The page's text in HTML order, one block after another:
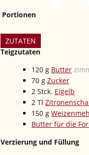
Portionen
ZUTATEN
Teigzutaten
120 g Butter
70 g Zucker
2 Stck. Eigelb
2 Tl
150 g
Butter für die
Verzierung und Füllung